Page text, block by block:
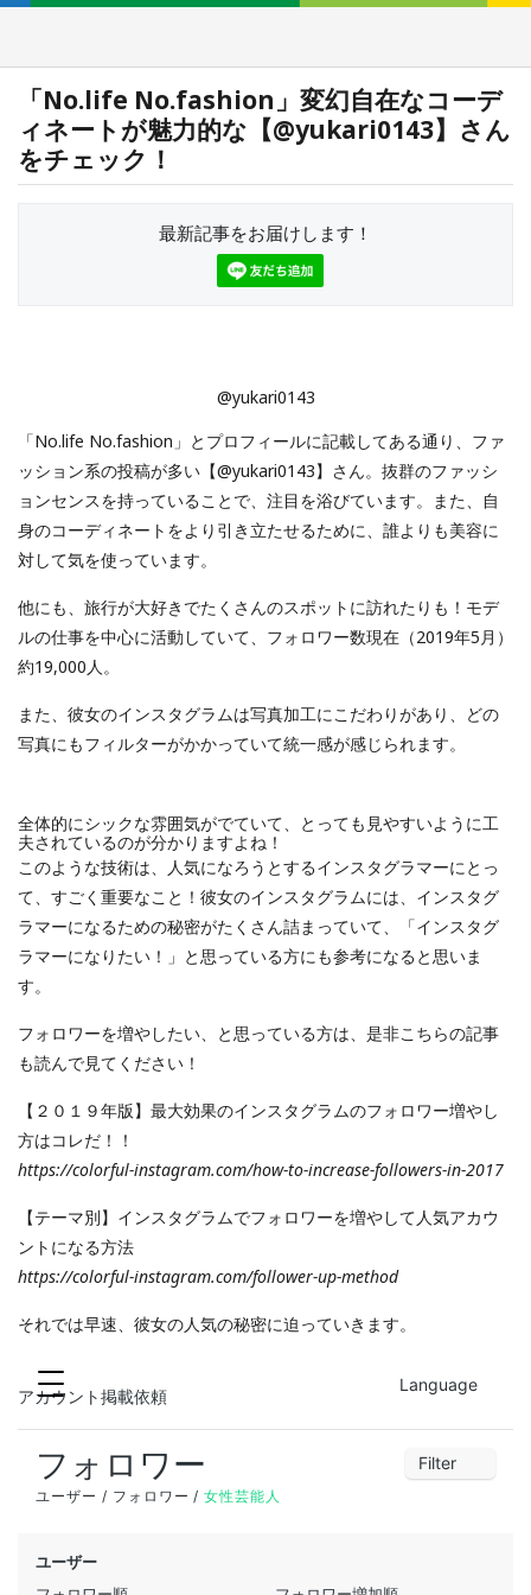
「No.life No.fashion」変幻自在なコーデ
ィネートが魅力的な【@yukari0143】さん
をチェック！
最新記事をお届けします！
@yukari0143
「No.life No.fashion」とプロフィールに記載してある通り、ファ
ッション系の投稿が多い【@yukari0143】さん。抜群のファッシ
ョンセンスを持っていることで、注目を浴びています。また、自
身のコーディネートをより引き立たせるために、誰よりも美容に
対して気を使っています。
他にも、旅行が大好きでたくさんのスポットに訪れたりも！モデ
ルの仕事を中心に活動していて、フォロワー数現在（2019年5月）
約19,000人。
また、彼女のインスタグラムは写真加工にこだわりがあり、どの
写真にもフィルターがかかっていて統一感が感じられます。
全体的にシックな雰囲気がでていて、とっても見やすいように工
夫されているのが分かりますよね！
このような技術は、人気になろうとするインスタグラマーにとっ
て、すごく重要なこと！彼女のインスタグラムには、インスタグ
ラマーになるための秘密がたくさん詰まっていて、「インスタグ
ラマーになりたい！」と思っている方にも参考になると思いま
す。
フォロワーを増やしたい、と思っている方は、是非こちらの記事
も読んで見てください！
【２０１９年版】最大効果のインスタグラムのフォロワー増やし
方はコレだ！！
https://colorful-instagram.com/how-to-increase-followers-in-2017
【テーマ別】インスタグラムでフォロワーを増やして人気アカウ
ントになる方法
https://colorful-instagram.com/follower-up-method
それでは早速、彼女の人気の秘密に迫っていきます。